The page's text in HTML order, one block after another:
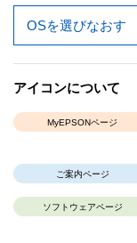
OSを選びなおす
アイコンについて
MyEPSONページ
ご案内ページ
ソフトウェアページ